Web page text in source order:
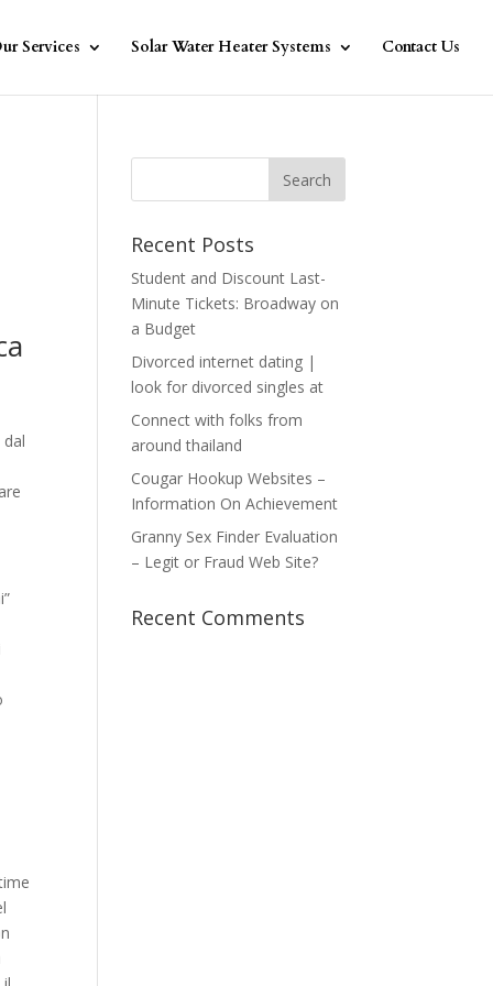
Services Solar Water Heater Systems Contact Us
Recent Posts
Student and Discount Last-
Minute Tickets: Broadway on
a Budget
Divorced internet dating |
look for divorced singles at
Connect with folks from
around thailand
Cougar Hookup Websites –
Information On Achievement
Granny Sex Finder Evaluation
– Legit or Fraud Web Site?
Recent Comments